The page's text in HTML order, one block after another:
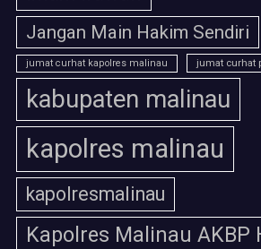
Jangan Main Hakim Sendiri
jumat curhat kapolres malinau jumat curhat
kabupaten malinau
kapolres malinau
kapolresmalinau
Kapolres Malinau AKBP